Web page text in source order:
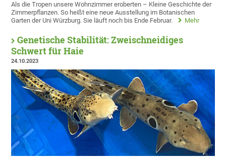
Als die Tropen unsere Wohnzimmer eroberten – Kleine Geschichte der
Zimmerpflanzen. So heißt eine neue Ausstellung im Botanischen
Garten der Uni Würzburg. Sie läuft noch bis Ende Februar.
Mehr
Genetische Stabilität: Zweischneidiges
Schwert für Haie
24.10.2023